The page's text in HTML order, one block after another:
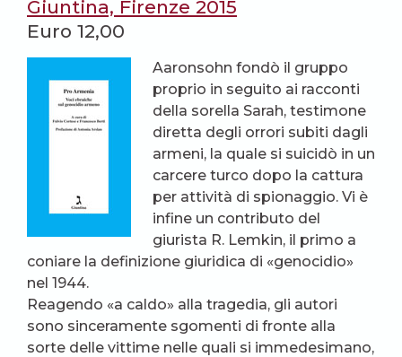
Giuntina, Firenze 2015
Euro 12,00
Aaronsohn fondò il gruppo
proprio in seguito ai racconti
della sorella Sarah, testimone
diretta degli orrori subiti dagli
armeni, la quale si suicidò in un
carcere turco dopo la cattura
per attività di spionaggio. Vi è
infine un contributo del
giurista R. Lemkin, il primo a
coniare la definizione giuridica di «genocidio»
nel 1944.
Reagendo «a caldo» alla tragedia, gli autori
sono sinceramente sgomenti di fronte alla
sorte delle vittime nelle quali si immedesimano,